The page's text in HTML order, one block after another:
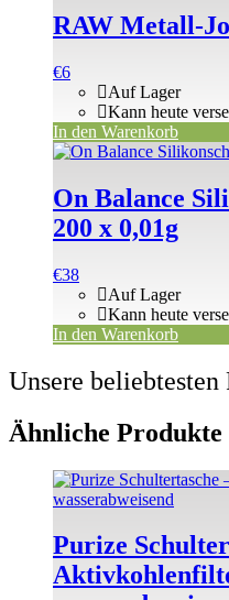
RAW Metall-
€6
Auf Lager
Kann heute
In den Warenkorb
On Balance
200 x 0,01g
€38
Auf Lager
Kann heute
In den Warenkorb
Unsere beliebtesten
Ähnliche Produkte
Purize